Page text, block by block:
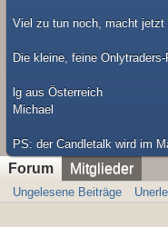
Viel zu tun noch, macht jetzt
Die kleine, feine
lg aus Österreich
Michael
​PS: der Candletalk wird im
Forum Mitglieder
Ungelesene Beiträge